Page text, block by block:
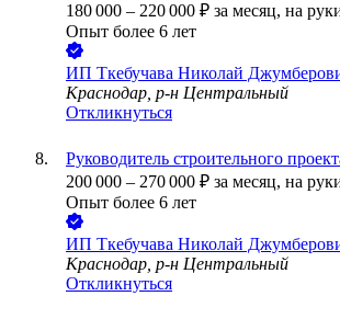
180 000 – 220 000 ₽ за месяц, на
Опыт более 6 лет
ИП Ткебучава Николай
Краснодар, р-н Центральный
Откликнуться
Руководитель строительного
200 000 – 270 000 ₽ за месяц, на
Опыт более 6 лет
ИП Ткебучава Николай
Краснодар, р-н Центральный
Откликнуться